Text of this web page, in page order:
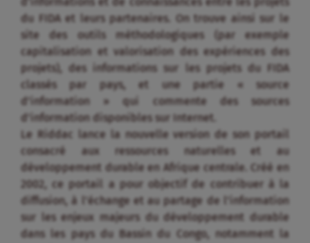
du FIDA et leurs partenaires. On trouve ainsi sur le
site des outils méthodologiques (par exemple
capitalisation et valorisation des expériences des
projets), des informations sur les projets du FIDA
classés par pays, et une partie « source
d’information » qui commente des sources
d’information disponibles sur Internet.
Le Riddac lance la nouvelle version de son portail
consacré aux ressources naturelles et au
développement durable en Afrique centrale. Créé en
2002, ce portail a pour objectif de contribuer à la
diffusion, à l’échange et au partage de l’information
sur les enjeux majeurs du développement durable
dans les pays du Bassin du Congo, notamment la